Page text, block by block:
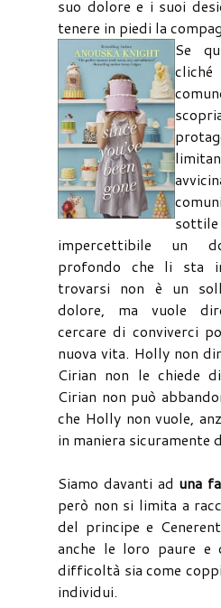
suo dolore e i suoi
tenere in piedi la
Se
impercettibile un
profondo che li sta
trovarsi non è un
dolore, ma vuole
cercare di conviverci
nuova vita. Holly non
Cirian non le chiede
Cirian non può
che Holly non vuole,
in maniera sicuramente
Siamo davanti ad una
però non si limita a
del principe e
anche le loro paure e
difficoltà sia come
individui.